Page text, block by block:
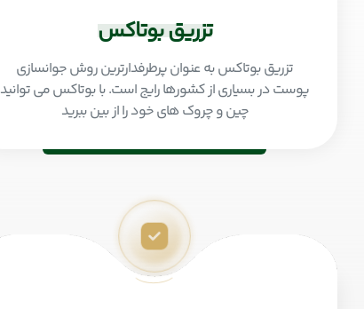
تزریق بوتاکس
تزریق بوتاکس به عنوان پرطرفدارترین روش جوانسازی
پوست در بسیاری از کشورها رایج است. با بوتاکس می توانید
چین و چروک های خود را از بین ببرید